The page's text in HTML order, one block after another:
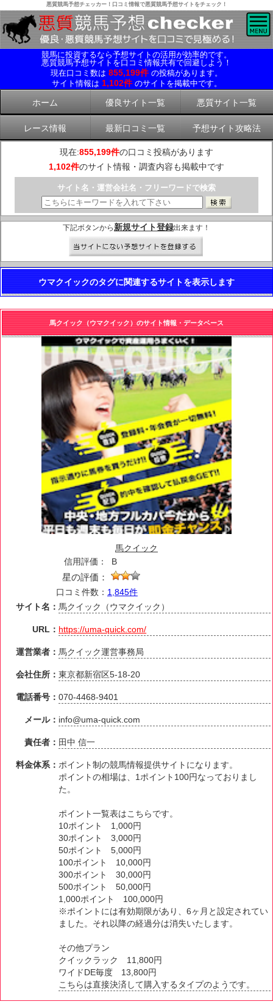
悪質競馬予想チェッカー！口コミ情報で悪質競馬予想サイトをチェック！
競馬に投資するなら予想サイトの活用が効率的です。
悪質競馬予想サイトを口コミ情報共有で回避しよう！
現在口コミ数は 855,199件 の投稿があります。
サイト情報は 1,102件 のサイトを掲載中です。
ホーム 優良サイト一覧 悪質サイト一覧
レース情報 最新口コミ一覧 予想サイト攻略法
現在:855,199件の口コミ投稿があります
1,102件のサイト情報・調査内容も掲載中です
サイト名・運営会社名・フリーワードで検索
下記ボタンから 新規サイト登録出来ます！
ウマクイックのタグに関連するサイトを表示します
馬クイック（ウマクイック）のサイト情報・データベース
馬クイック
信用評価：
B
星の評価：
口コミ件数： 1,845件
サイト名： 馬クイック（ウマクイック）
URL： https://uma-quick.com/
運営業者： 馬クイック運営事務局
会社住所：東京都新宿区5-18-20
電話番号：070-4468-9401
メール： info@uma-quick.com
責任者： 田中 信一
料金体系： ポイント制の競馬情報提供サイトになります。
ポイントの相場は、1ポイント100円なっておりまし
た。
ポイント一覧表はこちらです。
10ポイント 1,000円
30ポイント 3,000円
50ポイント 5,000円
100ポイント 10,000円
300ポイント 30,000円
500ポイント 50,000円
1,000ポイント 100,000円
※ポイントには有効期限があり、6ヶ月と設定されてい
ました。それ以降の経過分は消失いたします。
その他プラン
クイックラック 11,800円
ワイドDE毎度 13,800円
こちらは直接決済して購入するタイプのようです。